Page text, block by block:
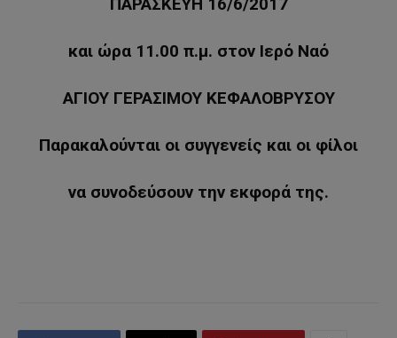
και ώρα 11.00 π.μ. στον Ιερό Ναό
ΑΓΙΟΥ ΓΕΡΑΣΙΜΟΥ ΚΕΦΑΛΟΒΡΥΣΟΥ
Παρακαλούνται οι συγγενείς και οι φίλοι
να συνοδεύσουν την εκφορά της.